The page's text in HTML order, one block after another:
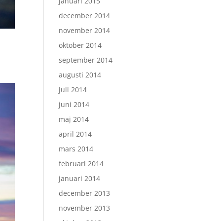
december 2014
november 2014
oktober 2014
september 2014
augusti 2014
juli 2014
juni 2014
maj 2014
april 2014
mars 2014
februari 2014
januari 2014
december 2013
november 2013